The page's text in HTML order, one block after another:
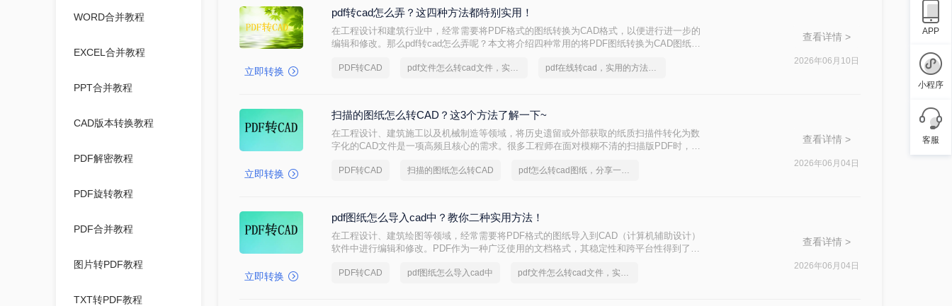
WORD合并教程
EXCEL合并教程
PPT合并教程
CAD版本转换教程
PDF解密教程
PDF旋转教程
PDF合并教程
图片转PDF教程
TXT转PDF教程
立即转换
pdf转cad怎么弄？这四种方法都特别实用！
在工程设计和建筑行业中，经常需要将PDF格式的图纸转换为CAD格式，以便进行进一步的
编辑和修改。那么pdf转cad怎么弄呢？本文将介绍四种常用的将PDF图纸转换为CAD图纸的
PDF转CAD pdf文件怎么转cad文件，实用方法不要错过 pdf在线转cad，实用的方法来了
查看详情 >
2026年06月10日
立即转换
扫描的图纸怎么转CAD？这3个方法了解一下~
在工程设计、建筑施工以及机械制造等领域，将历史遗留或外部获取的纸质扫描件转化为数
字化的CAD文件是一项高频且核心的需求。很多工程师在面对模糊不清的扫描版PDF时，常
一个“逆向工程”的过程，需要借助专业的工具与合理的流程来实现。
PDF转CAD 扫描的图纸怎么转CAD pdf怎么转cad图纸，分享一种简单的方法
查看详情 >
2026年06月04日
立即转换
pdf图纸怎么导入cad中？教你二种实用方法！
在工程设计、建筑绘图等领域，经常需要将PDF格式的图纸导入到CAD（计算机辅助设计）
软件中进行编辑和修改。PDF作为一种广泛使用的文档格式，其稳定性和跨平台性得到了广
软件中。那么pdf图纸怎么导入cad中呢？本文将介绍两种将PDF图纸导入CAD中的方法。
PDF转CAD pdf图纸怎么导入cad中 pdf文件怎么转cad文件，实用方法不要错过
查看详情 >
2026年06月04日
APP
小程序
客服